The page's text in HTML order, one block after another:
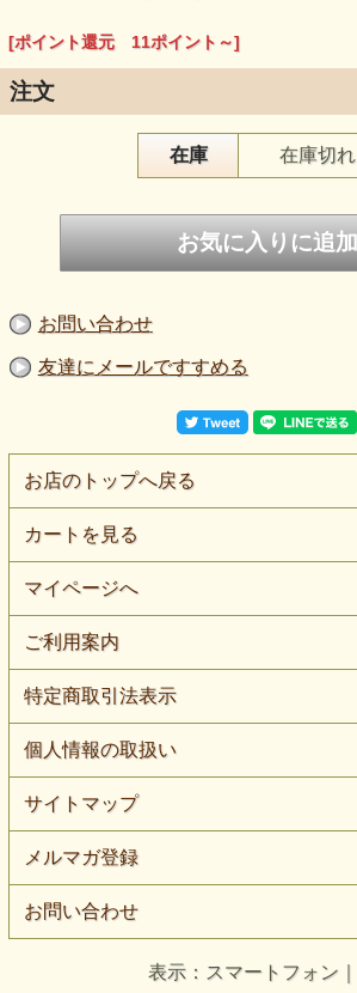
[ポイント還元 11ポイント～]
注文
在庫 在庫切れ
お問い合わせ
友達にメールですすめる
お店のトップへ戻る
カートを見る
マイページへ
ご利用案内
特定商取引法表示
個人情報の取扱い
サイトマップ
メルマガ登録
お問い合わせ
表示：スマートフォン｜